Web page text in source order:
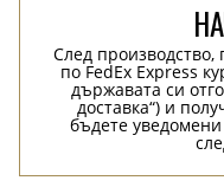
След
по FedEx Express
държавата си
доставка“) и
бъдете